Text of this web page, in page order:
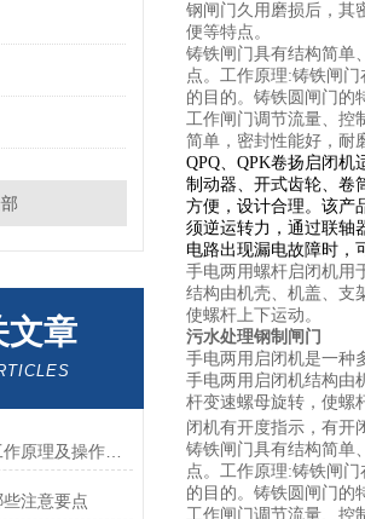
文章
钢结构闸门的特点、工作原理及操作使用方法
注意要点
钢闸门久用磨损后，其
便等特点。
铸铁闸门具有结构简单
点。工作原理:铸铁闸
的目的。铸铁圆闸门的
工作闸门调节流量、控
简单，密封性能好，耐
QPQ、QPK卷扬启闭
制动器、开式齿轮、卷
方便，设计合理。该产
须逆运转力，通过联轴
电路出现漏电故障时，
手电两用螺杆启闭机用
结构由机壳、机盖、支
使螺杆上下运动。
污水处理钢制闸门
手电两用启闭机是一种
手电两用启闭机结构由
杆变速螺母旋转，使螺
闭机有开度指示，有开
铸铁闸门具有结构简单
点。工作原理:铸铁闸
的目的。铸铁圆闸门的
工作闸门调节流量、控